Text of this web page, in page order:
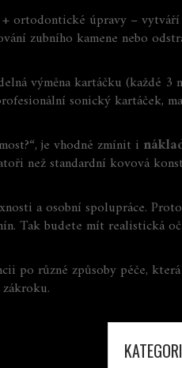
ortodontické úpravy – vytváří
zubního kamene nebo
výměna kartáčku (každé 3
sonický kartáček,
je vhodné zmínit i
než standardní kovová
a osobní spolupráce.
Tak budete mít realistická
po různé způsoby péče,